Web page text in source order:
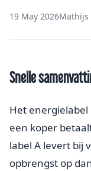
19 May 2026Mathijs
Snelle
Het
een koper
label A levert bij
opbrengst op